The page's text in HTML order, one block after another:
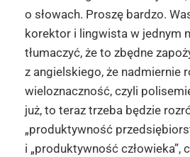
o słowach. Proszę bardzo.
korektor i lingwista w jednym
tłumaczyć, że to zbędne
z angielskiego, że nadmiernie
wieloznaczność, czyli
już, to teraz trzeba będzie
„produktywność
i „produktywność człowieka”,